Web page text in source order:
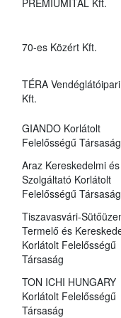
70-es Közért Kft.
TÉRA Vendéglátóipari
Kft.
GIANDO Korlátolt
Felelősségű Társaság
Araz Kereskedelmi és
Szolgáltató Korlátolt
Felelősségű Társaság
Tiszavasvári-
Termelő és
Korlátolt Felelősségű
Társaság
TON ICHI HUNGARY
Korlátolt Felelősségű
Társaság